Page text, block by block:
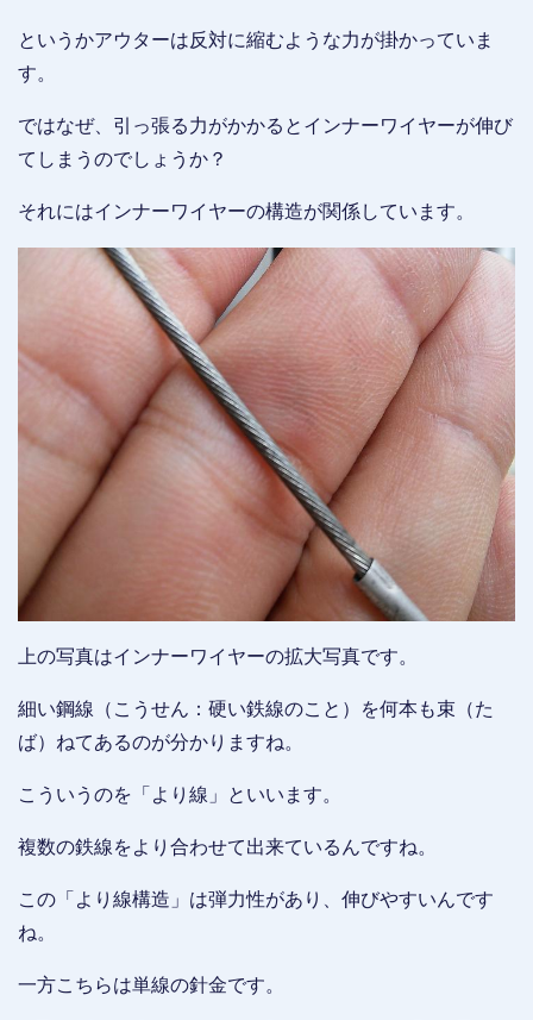
というかアウターは反対に縮むような力が掛かっていま
す。
ではなぜ、引っ張る力がかかるとインナーワイヤーが伸び
てしまうのでしょうか？
それにはインナーワイヤーの構造が関係しています。
上の写真はインナーワイヤーの拡大写真です。
細い鋼線（こうせん：硬い鉄線のこと）を何本も束（た
ば）ねてあるのが分かりますね。
こういうのを「より線」といいます。
複数の鉄線をより合わせて出来ているんですね。
この「より線構造」は弾力性があり、伸びやすいんです
ね。
一方こちらは単線の針金です。